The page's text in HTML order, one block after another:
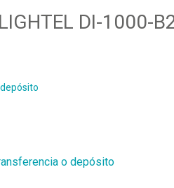
DI-1000-
o depósito